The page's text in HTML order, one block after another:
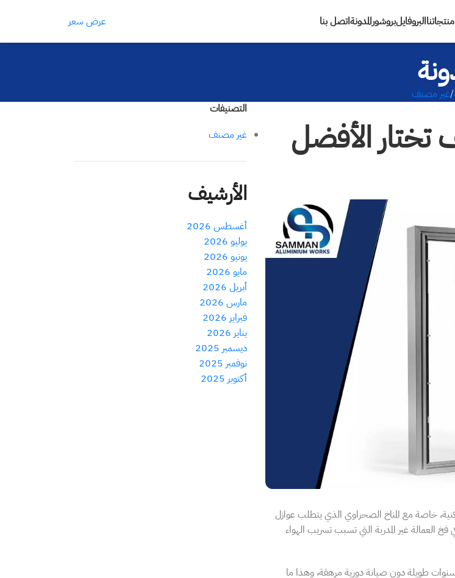
منتجاتناالبروفايلبروشورالمدونةاتصل بنا عرض سعر
غير مصنف
تختار الأفضل
خاصة مع المناخ الصحراوي الذي يتطلب عوازل
العمالة غير المدربة التي تسبب تسريب الهواء
طويلة دون صيانة دورية مرهقة، وهذا ما
التصنيفات
غير مصنف
الأرشيف
أغسطس 2026
يوليو 2026
يونيو 2026
مايو 2026
أبريل 2026
مارس 2026
فبراير 2026
يناير 2026
ديسمبر 2025
نوفمبر 2025
أكتوبر 2025